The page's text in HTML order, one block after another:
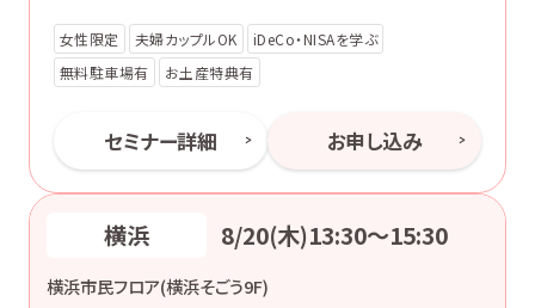
女性限定 夫婦カップルOK
iDeCo・NISAを学ぶ
無料駐車場有
お土産特典有
セミナー詳細 お申し込み
横浜 8/20(木)13:30〜15:30
横浜市民フロア(横浜そごう9F)